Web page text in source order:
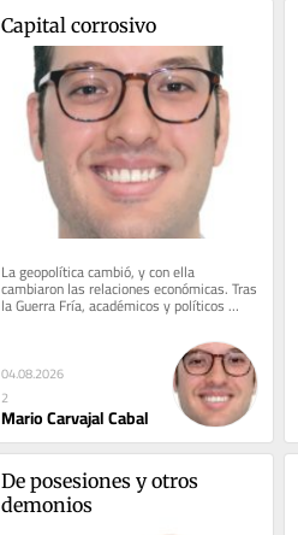
Capital corrosivo
La geopolítica cambió, y con ella
cambiaron las relaciones económicas. Tras
la Guerra Fría, académicos y políticos
promovieron la idea de que la...
04.08.2026
2
Mario Carvajal Cabal
De posesiones y otros
demonios